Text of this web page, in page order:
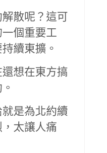
散呢？這可
個重要工
續東擴。
想在東方搞
是為北約續
太讓人痛